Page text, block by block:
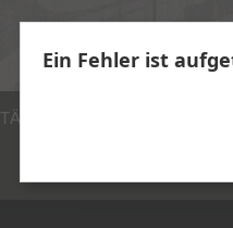
Ein Fehler ist